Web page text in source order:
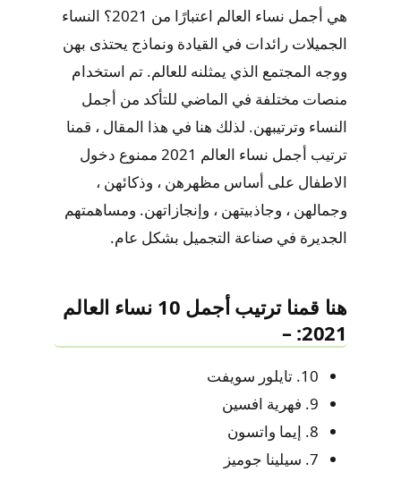
هي أجمل نساء العالم اعتبارًا من 2021؟ النساء
الجميلات رائدات في القيادة ونماذج يحتذى بهن
ووجه المجتمع الذي يمثلنه للعالم. تم استخدام
منصات مختلفة في الماضي للتأكد من أجمل
النساء وترتيبهن. لذلك هنا في هذا المقال ، قمنا
ترتيب أجمل نساء العالم 2021 ممنوع دخول
الاطفال على أساس مظهرهن ، وذكائهن ،
وجمالهن ، وجاذبيتهن ، وإنجازاتهن. ومساهمتهم
الجديرة في صناعة التجميل بشكل عام.
هنا قمنا ترتيب أجمل 10 نساء العالم
2021: –
10. تايلور سويفت
9. فهرية افسين
8. إيما واتسون
7. سيلينا جوميز